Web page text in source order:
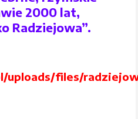
2000 lat,
Radziejowa”.
uploads/files/